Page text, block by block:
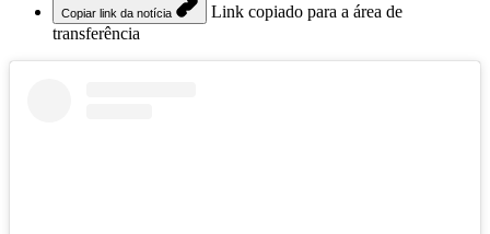
Copiar link da notícia
Link copiado para a área de
transferência